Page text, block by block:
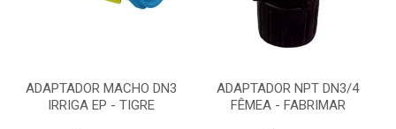
ADAPTADOR MACHO DN3
IRRIGA EP - TIGRE
ADAPTADOR NPT DN3/4
FÊMEA - FABRIMAR